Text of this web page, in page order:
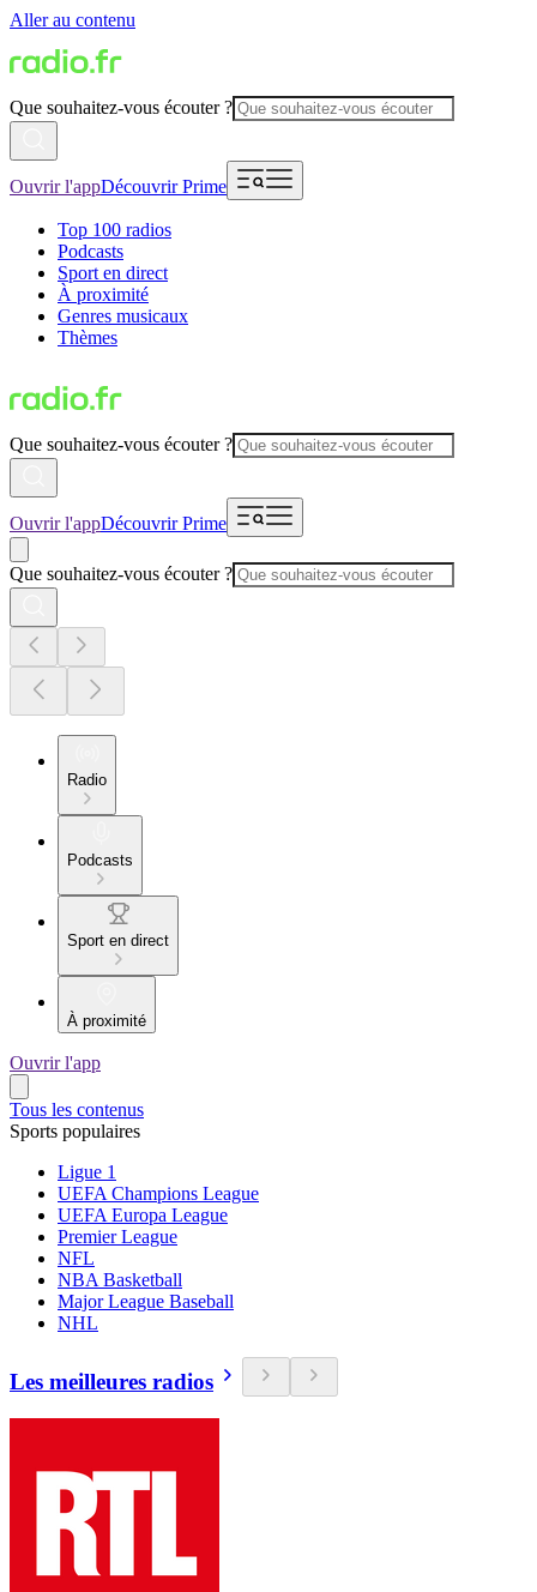
Aller au contenu
Que souhaitez-vous écouter ?
Ouvrir l'appDécouvrir Prime
Top 100 radios
Podcasts
Sport en direct
À proximité
Genres musicaux
Thèmes
Que souhaitez-vous écouter ?
Ouvrir l'appDécouvrir Prime
Que souhaitez-vous écouter ?
Radio
Podcasts
Sport en direct
À proximité
Ouvrir l'app
Tous les contenus
Sports populaires
Ligue 1
UEFA Champions League
UEFA Europa League
Premier League
NFL
NBA Basketball
Major League Baseball
NHL
Les meilleures radios